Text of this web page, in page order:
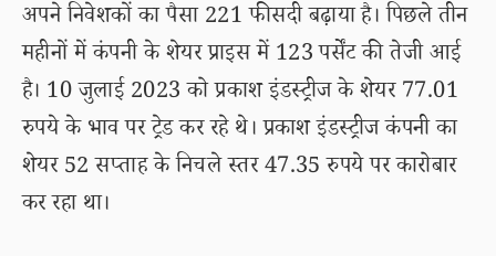
अपने निवेशकों का पैसा 221 फीसदी बढ़ाया है। पिछले तीन
महीनों में कंपनी के शेयर प्राइस में 123 पर्सेंट की तेजी आई
है। 10 जुलाई 2023 को प्रकाश इंडस्ट्रीज के शेयर 77.01
रुपये के भाव पर ट्रेड कर रहे थे। प्रकाश इंडस्ट्रीज कंपनी का
शेयर 52 सप्ताह के निचले स्तर 47.35 रुपये पर कारोबार
कर रहा था।